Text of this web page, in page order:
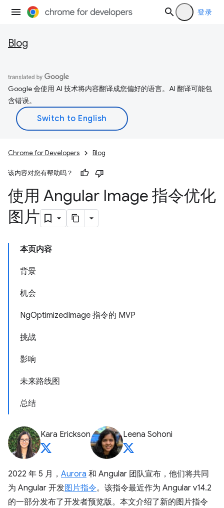
登录
Blog
Google 会使用 AI 技术将内容翻译成您偏好的语言。AI 翻译可能包
含错误。
Chrome for Developers Blog
该内容对您有帮助吗？
使用 Angular Image 指令优化
图片
本页内容
背景
机会
NgOptimizedImage 指令的 MVP
挑战
影响
未来路线图
总结
Kara Erickson Leena Sohoni
2022 年 5 月， Aurora 和 Angular 团队宣布，他们将共同
为 Angular 开发图片指令。该指令最近作为 Angular v14.2
的一部分发布了开发者预览版。本文介绍了新的图片指令